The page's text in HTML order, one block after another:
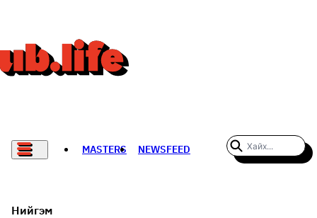
MASTERS NEWSFEED
Нийгэм